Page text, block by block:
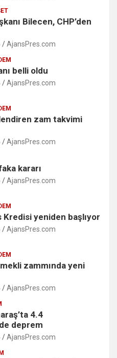
Bilecen, CHP’den
AjansPres.com
belli oldu
AjansPres.com
zam takvimi
AjansPres.com
kararı
AjansPres.com
Kredisi yeniden başlıyor
AjansPres.com
zammında yeni
AjansPres.com
4.4
deprem
AjansPres.com